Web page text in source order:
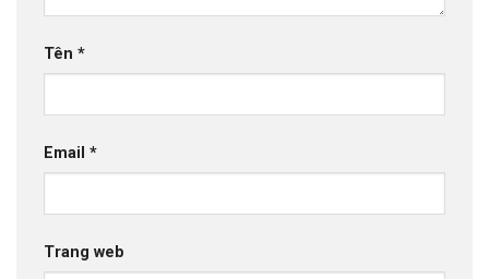
Tên *
Email *
Trang web